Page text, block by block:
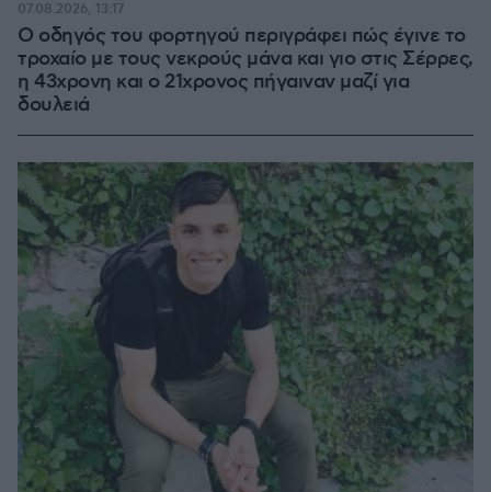
Ο οδηγός του φορτηγού περιγράφει πώς έγινε το
τροχαίο με τους νεκρούς μάνα και γιο στις Σέρρες,
η 43χρονη και ο 21χρονος πήγαιναν μαζί για
δουλειά
07.08.2026, 13:17